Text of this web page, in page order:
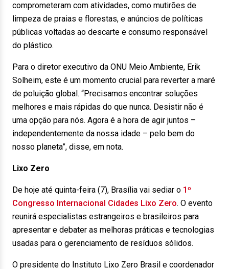
comprometeram com atividades, como mutirões de
limpeza de praias e florestas, e anúncios de políticas
públicas voltadas ao descarte e consumo responsável
do plástico.
Para o diretor executivo da ONU Meio Ambiente, Erik
Solheim, este é um momento crucial para reverter a maré
de poluição global. “Precisamos encontrar soluções
melhores e mais rápidas do que nunca. Desistir não é
uma opção para nós. Agora é a hora de agir juntos –
independentemente da nossa idade – pelo bem do
nosso planeta”, disse, em nota.
Lixo Zero
De hoje até quinta-feira (7), Brasília vai sediar o 1º
Congresso Internacional Cidades Lixo Zero. O evento
reunirá especialistas estrangeiros e brasileiros para
apresentar e debater as melhoras práticas e tecnologias
usadas para o gerenciamento de resíduos sólidos.
O presidente do Instituto Lixo Zero Brasil e coordenador